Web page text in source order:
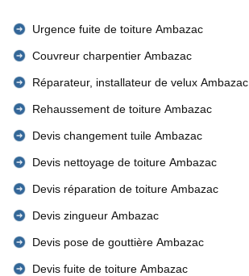
Urgence fuite de toiture Ambazac
Couvreur charpentier Ambazac
Réparateur, installateur de velux Ambazac
Rehaussement de toiture Ambazac
Devis changement tuile Ambazac
Devis nettoyage de toiture Ambazac
Devis réparation de toiture Ambazac
Devis zingueur Ambazac
Devis pose de gouttière Ambazac
Devis fuite de toiture Ambazac